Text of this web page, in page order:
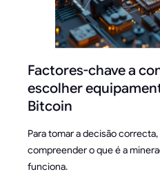
Factores-chave a
escolher
Bitcoin
Para tomar a decisão
compreender o que é a
funciona.